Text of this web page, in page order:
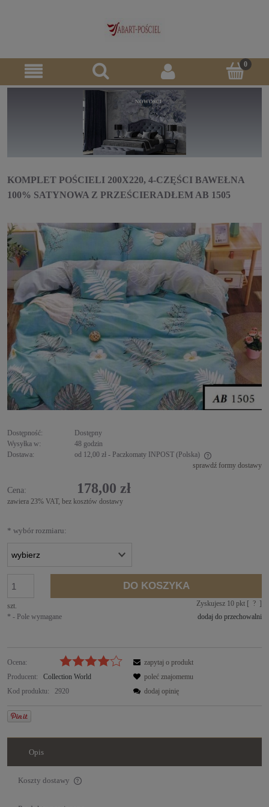
KOMPLET POŚCIELI 200X220, 4-CZĘŚCI BAWEŁNA
100% SATYNOWA Z PRZEŚCIERADŁEM AB 1505
Dostępność:
Dostępny
Wysyłka w:
48 godzin
Dostawa:
od 12,00 zł - Paczkomaty INPOST (Polska)
sprawdź formy dostawy
Cena: 178,00 zł
zawiera 23% VAT, bez kosztów dostawy
* wybór rozmiaru:
szt.
DO KOSZYKA
Zyskujesz 10pkt [ ? ]
dodaj do przechowalni
* - Pole wymagane
Ocena:
Producent:
Collection World
Kod produktu:
2920
zapytaj o produkt
poleć znajomemu
dodaj opinię
Opis
Koszty dostawy
Cena nie zawiera ewentualnych kosztów płatności